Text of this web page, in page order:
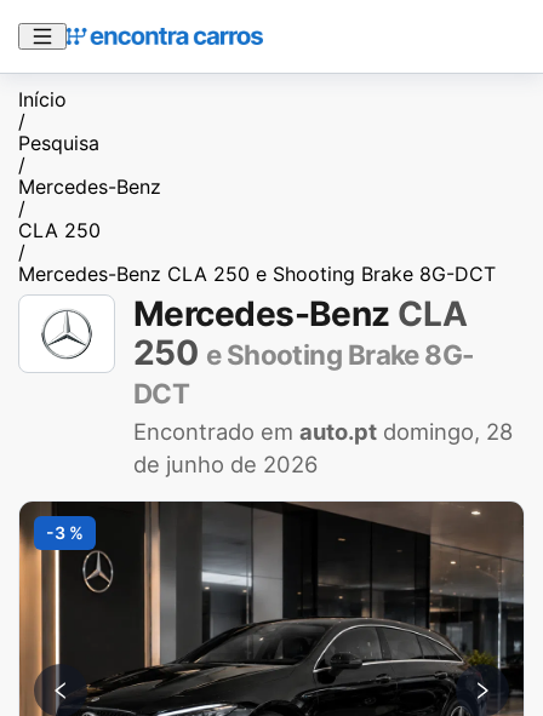
Início
/
Pesquisa
/
Mercedes-Benz
/
CLA 250
/
Mercedes-Benz CLA 250 e Shooting Brake 8G-DCT
Mercedes-Benz CLA
250 e Shooting Brake 8G-
DCT
Encontrado em auto.pt domingo, 28
de junho de 2026
-3 %